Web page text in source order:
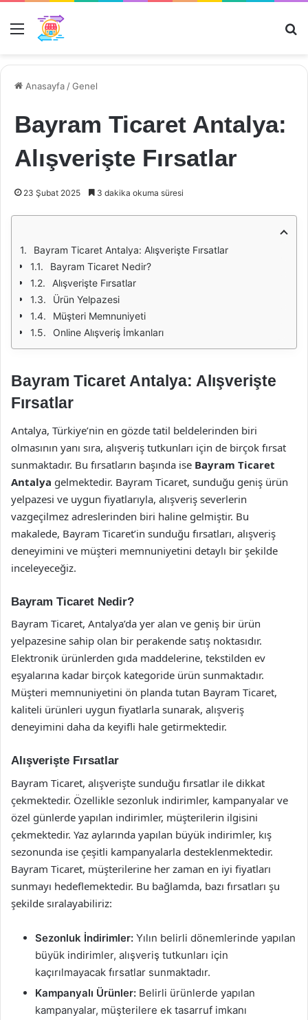
Menü
Anasayfa /Genel
Bayram Ticaret Antalya:
Alışverişte Fırsatlar
23 Şubat 2025 3 dakika okuma süresi
Bayram Ticaret Antalya: Alışverişte Fırsatlar
Bayram Ticaret Nedir?
Alışverişte Fırsatlar
Ürün Yelpazesi
Müşteri Memnuniyeti
Online Alışveriş İmkanları
Bayram Ticaret Antalya: Alışverişte
Fırsatlar
Antalya, Türkiye’nin en gözde tatil beldelerinden biri
olmasının yanı sıra, alışveriş tutkunları için de birçok fırsat
sunmaktadır. Bu fırsatların başında ise Bayram Ticaret
Antalya gelmektedir. Bayram Ticaret, sunduğu geniş ürün
yelpazesi ve uygun fiyatlarıyla, alışveriş severlerin
vazgeçilmez adreslerinden biri haline gelmiştir. Bu
makalede, Bayram Ticaret’in sunduğu fırsatları, alışveriş
deneyimini ve müşteri memnuniyetini detaylı bir şekilde
inceleyeceğiz.
Bayram Ticaret Nedir?
Bayram Ticaret, Antalya’da yer alan ve geniş bir ürün
yelpazesine sahip olan bir perakende satış noktasıdır.
Elektronik ürünlerden gıda maddelerine, tekstilden ev
eşyalarına kadar birçok kategoride ürün sunmaktadır.
Müşteri memnuniyetini ön planda tutan Bayram Ticaret,
kaliteli ürünleri uygun fiyatlarla sunarak, alışveriş
deneyimini daha da keyifli hale getirmektedir.
Alışverişte Fırsatlar
Bayram Ticaret, alışverişte sunduğu fırsatlar ile dikkat
çekmektedir. Özellikle sezonluk indirimler, kampanyalar ve
özel günlerde yapılan indirimler, müşterilerin ilgisini
çekmektedir. Yaz aylarında yapılan büyük indirimler, kış
sezonunda ise çeşitli kampanyalarla desteklenmektedir.
Bayram Ticaret, müşterilerine her zaman en iyi fiyatları
sunmayı hedeflemektedir. Bu bağlamda, bazı fırsatları şu
şekilde sıralayabiliriz:
Sezonluk İndirimler: Yılın belirli dönemlerinde yapılan
büyük indirimler, alışveriş tutkunları için
kaçırılmayacak fırsatlar sunmaktadır.
Kampanyalı Ürünler: Belirli ürünlerde yapılan
kampanyalar, müşterilere ek tasarruf imkanı